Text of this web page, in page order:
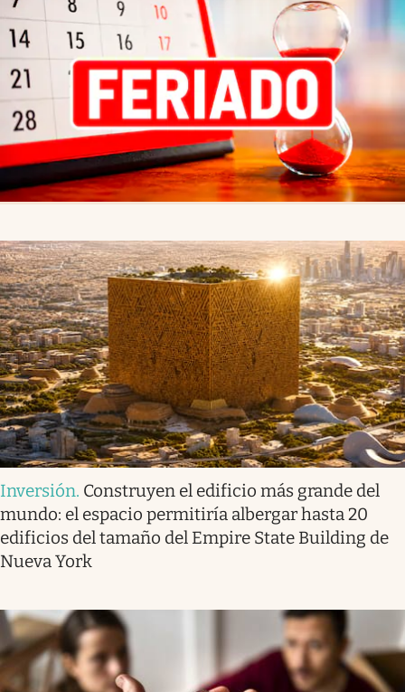
Inversión. Construyen el edificio más grande del
mundo: el espacio permitiría albergar hasta 20
edificios del tamaño del Empire State Building de
Nueva York